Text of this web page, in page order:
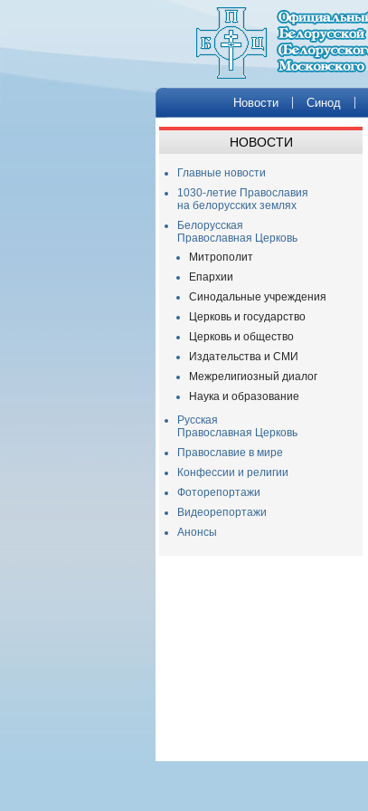
Новости Синод
НОВОСТИ
Главные новости
1030-летие Православия
на белорусских землях
Белорусская
Православная Церковь
Митрополит
Епархии
Синодальные учреждения
Церковь и государство
Церковь и общество
Издательства и СМИ
Межрелигиозный диалог
Наука и образование
Русская
Православная Церковь
Православие в мире
Конфессии и религии
Фоторепортажи
Видеорепортажи
Анонсы